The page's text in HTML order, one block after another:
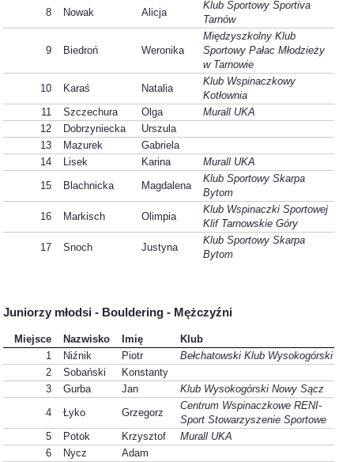
8 Nowak Alicja
Klub Sportowy Sportiva
Tarnów
9 Biedroń Weronika
Międzyszkolny Klub
Sportowy Pałac Młodzieży
w Tarnowie
10
Karaś Natalia
Klub Wspinaczkowy
Kotłownia
11
Szczechura Olga
Murall UKA
12
Dobrzyniecka
Urszula
13
Mazurek
Gabriela
14
Lisek Karina
Murall UKA
15
Blachnicka Magdalena
Klub Sportowy Skarpa
Bytom
16
Markisch Olimpia
Klub Wspinaczki Sportowej
Klif Tarnowskie Góry
17
Snoch Justyna
Klub Sportowy Skarpa
Bytom
Juniorzy młodsi - Bouldering - Mężczyźni
Miejsce Nazwisko Imię
Klub
1
Niźnik Piotr
Bełchatowski Klub Wysokogórski
2
Sobański
Konstanty
3
Gurba Jan
Klub Wysokogórski Nowy Sącz
4
Łyko Grzegorz
Centrum Wspinaczkowe RENI-
Sport Stowarzyszenie Sportowe
5
Potok Krzysztof
Murall UKA
6
Nycz
Adam